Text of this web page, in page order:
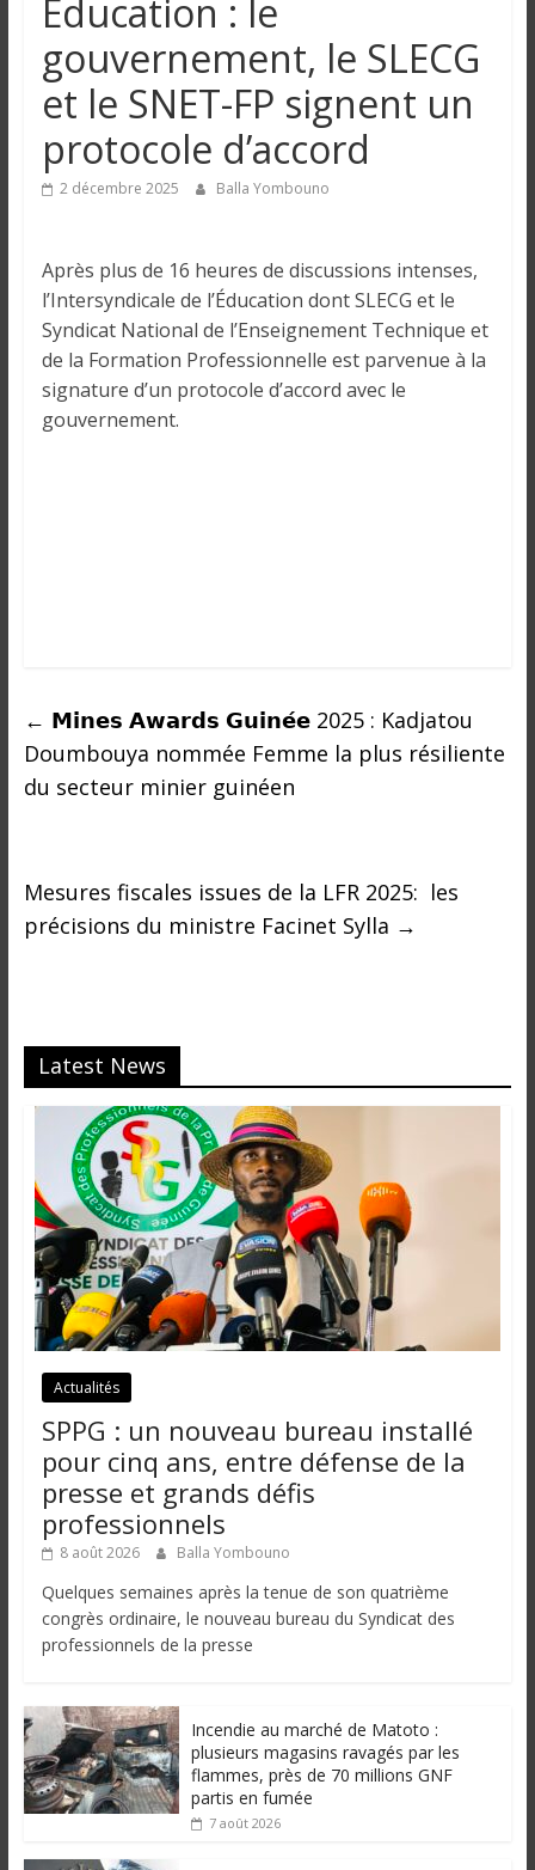
n
g
u
a
l
s
r
u
i
Éducation : le
gouvernement, le SLECG
et le SNET-FP signent un
protocole d’accord
2 décembre 2025 Balla Yombouno
Après plus de 16 heures de discussions intenses,
l’Intersyndicale de l’Éducation dont SLECG et le
Syndicat National de l’Enseignement Technique et
de la Formation Professionnelle est parvenue à la
signature d’un protocole d’accord avec le
gouvernement.
← 𝗠𝗶𝗻𝗲𝘀 𝗔𝘄𝗮𝗿𝗱𝘀 𝗚𝘂𝗶𝗻𝗲́𝗲 2025 : Kadjatou
Doumbouya nommée Femme la plus résiliente
du secteur minier guinéen
Mesures fiscales issues de la LFR 2025: les
précisions du ministre Facinet Sylla →
Latest News
Actualités
SPPG : un nouveau bureau installé
pour cinq ans, entre défense de la
presse et grands défis
professionnels
8 août 2026 Balla Yombouno
Quelques semaines après la tenue de son quatrième
congrès ordinaire, le nouveau bureau du Syndicat des
professionnels de la presse
Incendie au marché de Matoto :
plusieurs magasins ravagés par les
flammes, près de 70 millions GNF
partis en fumée
7 août 2026